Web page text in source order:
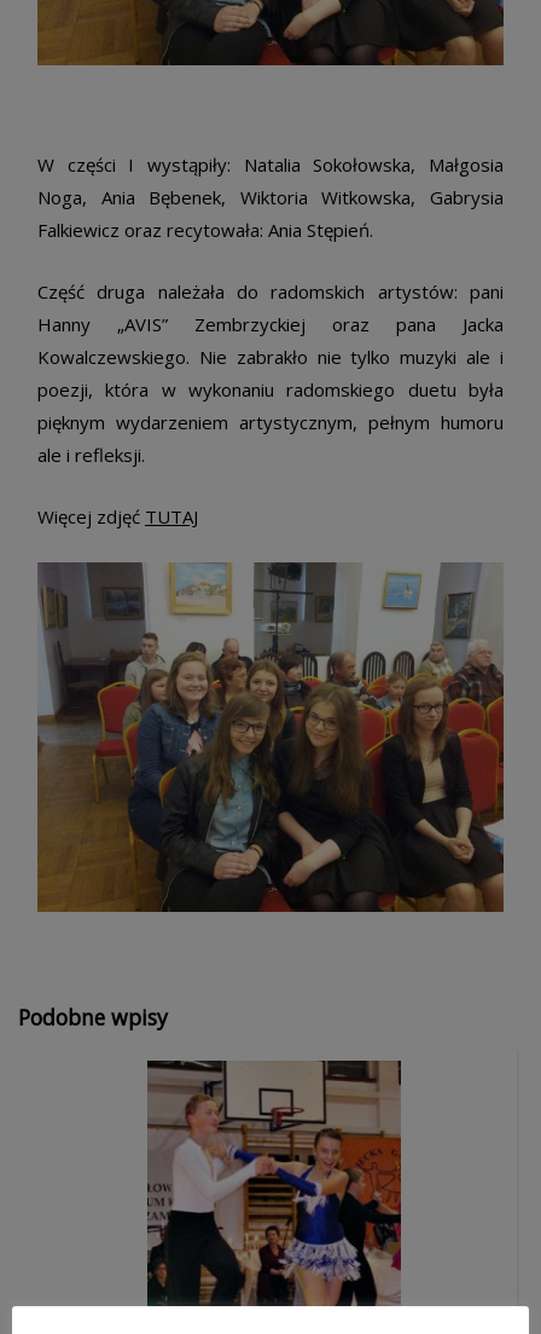
W części I wystąpiły: Natalia Sokołowska, Małgosia
Noga, Ania Bębenek, Wiktoria Witkowska, Gabrysia
Falkiewicz oraz recytowała: Ania Stępień.
Część druga należała do radomskich artystów: pani
Hanny „AVIS” Zembrzyckiej oraz pana Jacka
Kowalczewskiego. Nie zabrakło nie tylko muzyki ale i
poezji, która w wykonaniu radomskiego duetu była
pięknym wydarzeniem artystycznym, pełnym humoru
ale i refleksji.
Więcej zdjęć TUTAJ
Podobne wpisy